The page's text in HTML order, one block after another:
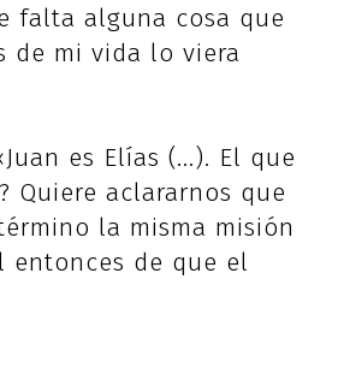
falta alguna cosa que
de mi vida lo viera
es Elías (...). El que
Quiere aclararnos que
la misma misión
entonces de que el